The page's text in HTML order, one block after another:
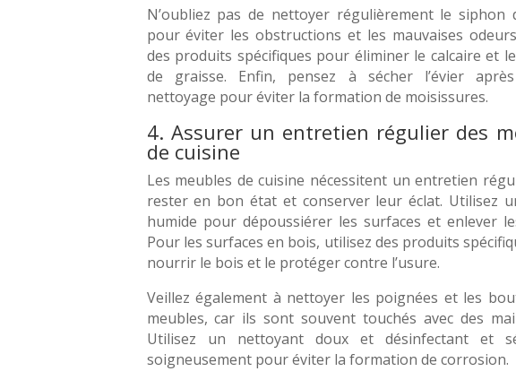
N’oubliez pas de nettoyer régulièrement le siphon
pour éviter les obstructions et les mauvaises
des produits spécifiques pour éliminer le calcaire et
de graisse. Enfin, pensez à sécher l’évier
nettoyage pour éviter la formation de moisissures.
4. Assurer un entretien régulier des
de cuisine
Les meubles de cuisine nécessitent un entretien
rester en bon état et conserver leur éclat. Utilisez
humide pour dépoussiérer les surfaces et enlever
Pour les surfaces en bois, utilisez des produits
nourrir le bois et le protéger contre l’usure.
Veillez également à nettoyer les poignées et les
meubles, car ils sont souvent touchés avec des
Utilisez un nettoyant doux et désinfectant et
soigneusement pour éviter la formation de corrosion.